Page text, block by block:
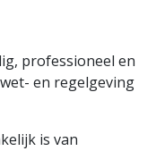
professioneel en
en regelgeving
is van